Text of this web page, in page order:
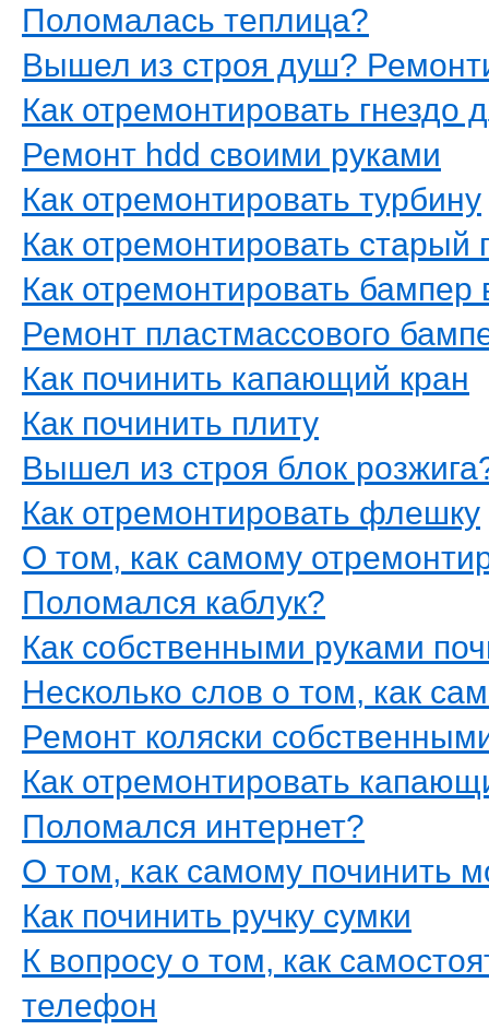
Поломалась теплица?
Вышел из строя душ?
Как отремонтировать гнездо
Ремонт hdd своими руками
Как отремонтировать турбину
Как отремонтировать старый
Как отремонтировать бампер
Ремонт пластмассового
Как починить капающий кран
Как починить плиту
Вышел из строя блок
Как отремонтировать флешку
О том, как самому
Поломался каблук?
Как собственными руками
Несколько слов о том, как
Ремонт коляски
Как отремонтировать
Поломался интернет?
О том, как самому починить
Как починить ручку сумки
К вопросу о том, как
телефон